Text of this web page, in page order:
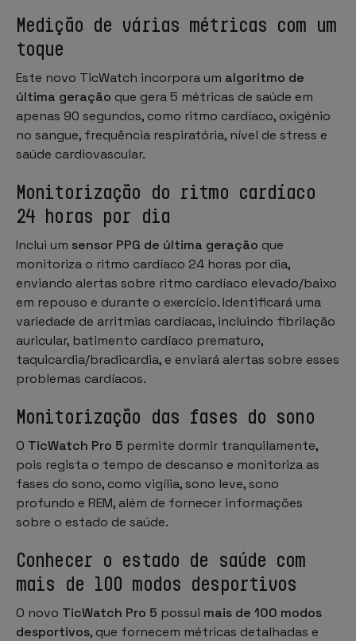
Medição de várias métricas com um
toque
Este novo TicWatch incorpora um algoritmo de
última geração que gera 5 métricas de saúde em
apenas 90 segundos, como ritmo cardíaco, oxigénio
no sangue, frequência respiratória, nível de stress e
saúde cardiovascular.
Monitorização do ritmo cardíaco
24 horas por dia
Inclui um sensor PPG de última geração que
monitoriza o ritmo cardíaco 24 horas por dia,
enviando alertas sobre ritmo cardíaco elevado/baixo
em repouso e durante o exercício. Identificará uma
variedade de arritmias cardíacas, incluindo fibrilação
auricular, batimento cardíaco prematuro,
taquicardia/bradicardia, e enviará alertas sobre esses
problemas cardíacos.
Monitorização das fases do sono
O TicWatch Pro 5 permite dormir tranquilamente,
pois regista o tempo de descanso e monitoriza as
fases do sono, como vigília, sono leve, sono
profundo e REM, além de fornecer informações
sobre o estado de saúde.
Conhecer o estado de saúde com
mais de 100 modos desportivos
O novo TicWatch Pro 5 possui mais de 100 modos
desportivos, que fornecem métricas detalhadas e